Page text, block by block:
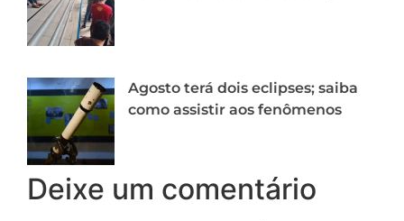
Agosto terá dois eclipses; saiba
como assistir aos fenômenos
Deixe um comentário